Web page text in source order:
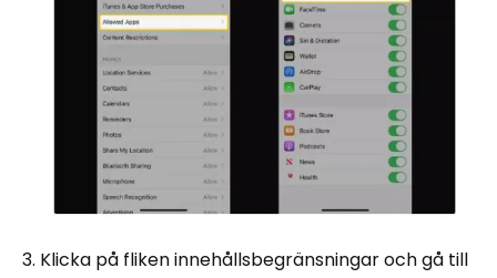
3. Klicka på fliken innehållsbegränsningar och gå till